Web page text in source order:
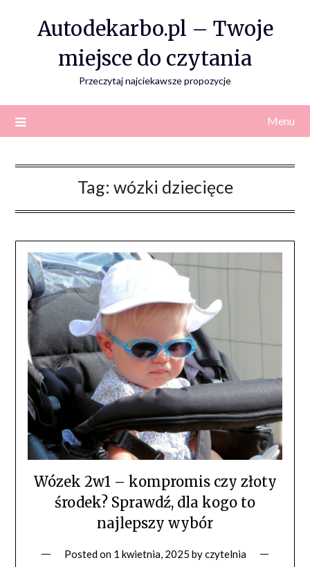
Autodekarbo.pl – Twoje
miejsce do czytania
Przeczytaj najciekawsze propozycje
Menu
Tag: wózki dziecięce
Wózek 2w1 – kompromis czy złoty
środek? Sprawdź, dla kogo to
najlepszy wybór
Posted on 1 kwietnia, 2025 byczytelnia